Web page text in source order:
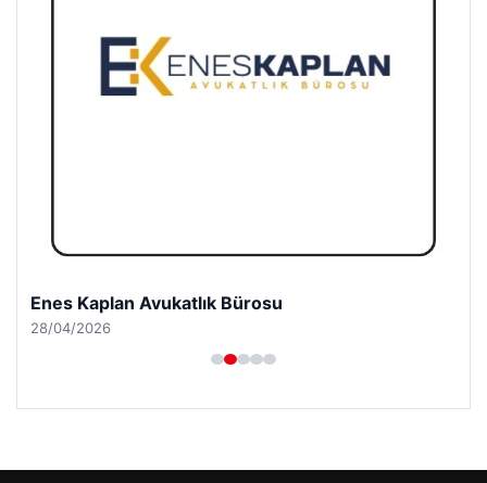
Enes Kaplan Avukatlık Bürosu
28/04/2026